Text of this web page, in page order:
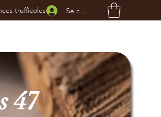
Se connecter
47
trufficoles